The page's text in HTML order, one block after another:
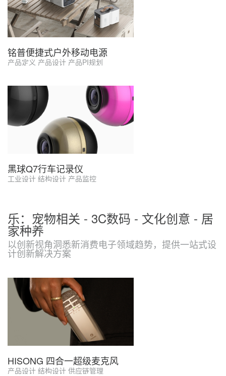
铭普便捷式户外移动电源
产品定义 产品设计 产品PI规划
黑球Q7行车记录仪
工业设计 结构设计 产品监控
乐：宠物相关 - 3C数码 - 文化创意 - 居
家种养
以创新视角洞悉新消费电子领域趋势，提供一站式设
计创新解决方案
HISONG 四合一超级麦克风
产品设计 结构设计 供应链管理